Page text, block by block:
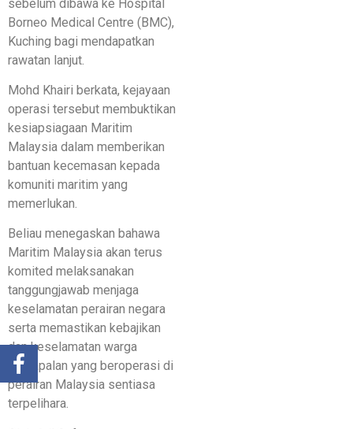
sebelum dibawa ke Hospital
Borneo Medical Centre (BMC),
Kuching bagi mendapatkan
rawatan lanjut.
Mohd Khairi berkata, kejayaan
operasi tersebut membuktikan
kesiapsiagaan Maritim
Malaysia dalam memberikan
bantuan kecemasan kepada
komuniti maritim yang
memerlukan.
Beliau menegaskan bahawa
Maritim Malaysia akan terus
komited melaksanakan
tanggungjawab menjaga
keselamatan perairan negara
serta memastikan kebajikan
dan keselamatan warga
perkapalan yang beroperasi di
perairan Malaysia sentiasa
terpelihara.